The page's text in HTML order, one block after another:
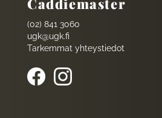
Caddiemaster
(02) 841 3060
ugk@ugk.fi
Tarkemmat yhteystiedot